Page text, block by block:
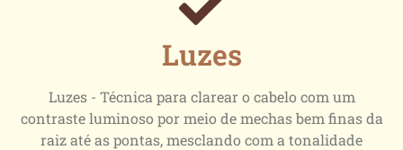
Luzes
Luzes - Técnica para clarear o cabelo com um
contraste luminoso por meio de mechas bem finas da
raiz até as pontas, mesclando com a tonalidade